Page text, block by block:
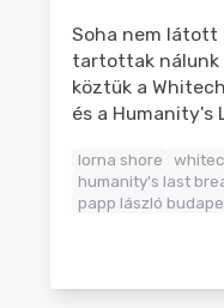
Soha nem látott
tartottak nálunk
köztük a
és a Humanity's
lorna shore
humanity's last
papp lászló